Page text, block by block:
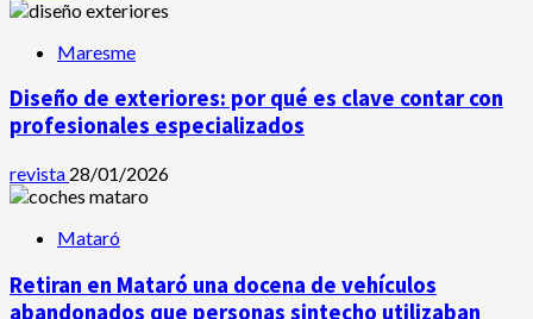
Maresme
Diseño de exteriores: por qué es clave contar con
profesionales especializados
revista 28/01/2026
Mataró
Retiran en Mataró una docena de vehículos
abandonados que personas sintecho utilizaban